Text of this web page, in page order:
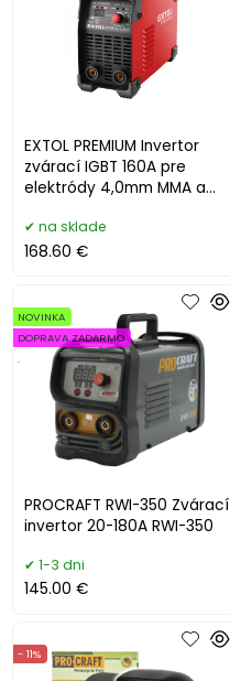
EXTOL PREMIUM Invertor
zvárací IGBT 160A pre
elektródy 4,0mm MMA a
na sklade
168.60 €
PROCRAFT RWI-350 Zvárací
invertor 20-180A RWI-350
NOVINKA
DOPRAVA ZADARMO
.
1-3 dni
145.00 €
- 11%